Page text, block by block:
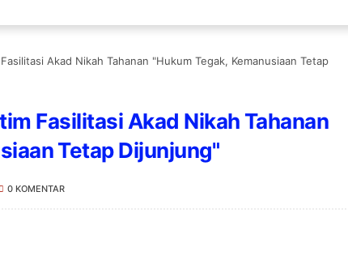
Akad Nikah Tahanan "Hukum Tegak, Kemanusiaan Tetap
Fasilitasi Akad Nikah Tahanan
Tetap Dijunjung"
0 KOMENTAR